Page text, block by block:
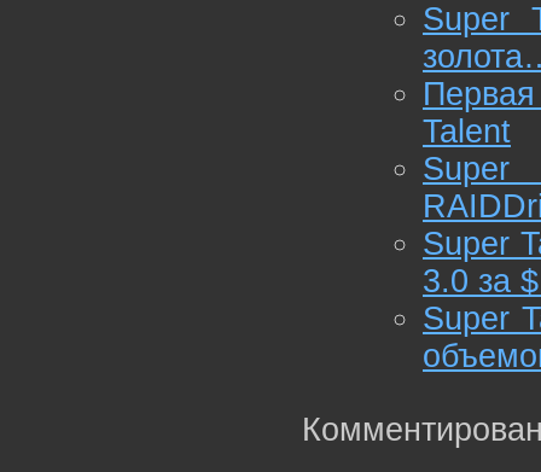
Super
Talent
Super
Super
3.0 за
Super